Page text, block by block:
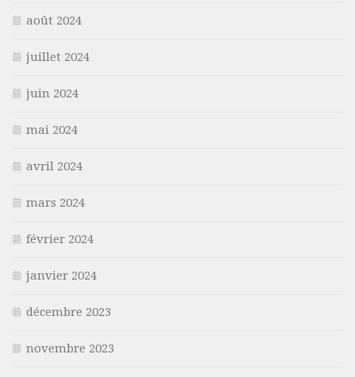
août 2024
juillet 2024
juin 2024
mai 2024
avril 2024
mars 2024
février 2024
janvier 2024
décembre 2023
novembre 2023